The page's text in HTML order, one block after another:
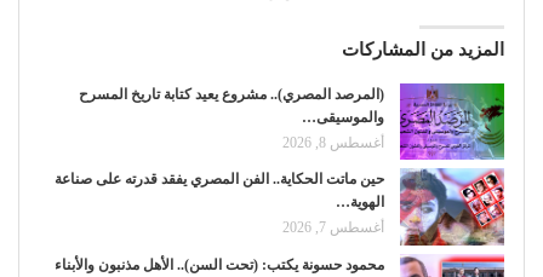
المزيد من المشاركات
(المرصد المصري).. مشروع يعيد كتابة تاريخ المسرح
والموسيقى…
أغسطس 8, 2026
حين ماتت الحكاية.. الفن المصري يفقد قدرته على صناعة
الهوية…
أغسطس 7, 2026
محمود حسونة يكتب: (تحت السن).. الأهل مذنبون والأبناء